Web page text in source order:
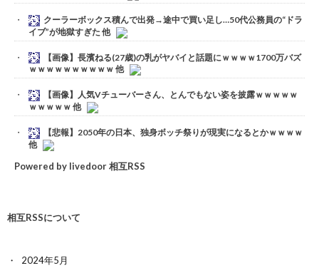
クーラーボックス積んで出発→途中で買い足し…50代公務員の“ドラ
イブ”が地獄すぎた 他
【画像】長濱ねる(27歳)の乳がヤバイと話題にｗｗｗｗ1700万バズ
ｗｗｗｗｗｗｗｗｗｗ 他
【画像】人気Vチューバーさん、とんでもない姿を披露ｗｗｗｗｗ
ｗｗｗｗｗ 他
【悲報】2050年の日本、独身ボッチ祭りが現実になるとかｗｗｗｗ
他
Powered by livedoor 相互RSS
相互RSSについて
2024年5月